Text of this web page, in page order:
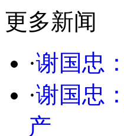
更多新闻
·谢国忠
·谢国忠
产